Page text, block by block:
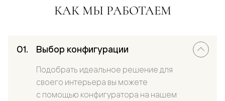
КАК МЫ РАБОТАЕМ
Выбор конфигурации
Подобрать идеальное решение для
своего интерьера вы можете
с помощью конфигуратора на нашем